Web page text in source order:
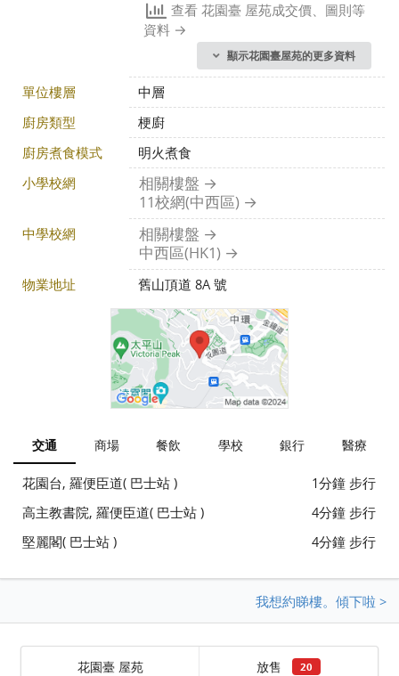
查看 花園臺 屋苑成交價、圖則等
資料
顯示花園臺屋苑的更多資料
單位樓層
中層
廚房類型
梗廚
廚房煮食模式
明火煮食
小學校網
相關樓盤
11校網(中西區)
中學校網
相關樓盤
中西區(HK1)
物業地址 舊山頂道 8A 號
交通 商場 餐飲 學校 銀行 醫療
花園台, 羅便臣道( 巴士站 )
1分鐘 步行
高主教書院, 羅便臣道( 巴士站 )
4分鐘 步行
堅麗閣( 巴士站 )
4分鐘 步行
我想約睇樓。傾下啦 >
花園臺 屋苑 放售 20